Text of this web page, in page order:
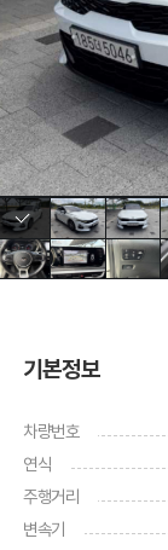
기본정보
차량번호
연식
주행거리
변속기